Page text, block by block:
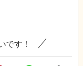
です！